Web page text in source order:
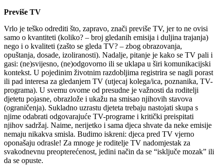
Previše TV
Vrlo je teško odrediti što, zapravo, znači previše TV, jer to ne ovisi
samo o kvantiteti (koliko? – broj gledanih emisija i duljina trajanja)
nego i o kvaliteti (zašto se gleda TV? – zbog obrazovanja,
opuštanja, dosade, izoliranosti). Nadalje, pitanje je kako se TV pali i
gasi: (ne)svijesno, (ne)odgovorno ili se uklapa u širi komunikacijski
kontekst. U pojedinim životnim razdobljima registrira se nagli porast
ili pad interesa za gledanjem TV (utjecaj kolega/ica, poznanika, TV-
programa). U svemu ovome od presudne je važnosti da roditelji
djetetu pojasne, obrazlože i ukažu na smisao njihovih stavova
(ograničenja). Sukladno uzrastu djeteta trebaju nastojati skupa s
njime odabrati odgovarajuće TV-programe i kritički preispitati
njihov sadržaj. Naime, nerijetko i sama djeca shvate da neke emisije
nemaju nikakva smisla. Budimo iskreni: djeca pred TV vjerno
oponašaju odrasle! Za mnoge je roditelje TV nadomjestak za
svakodnevnu preopterećenost, jedini način da se “isključe mozak” ili
da se opuste.